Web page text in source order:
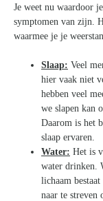
Je weet nu waardoor
symptomen van zijn.
waarmee je je
Slaap: Veel
hier vaak niet
hebben veel
we slapen kan
Daarom is het
slaap ervaren.
Water: Het is
water drinken.
lichaam
naar te streven